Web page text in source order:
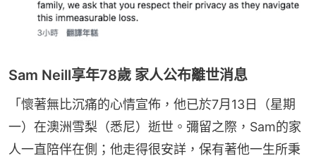
Sam Neill享年78歲 家人公布離世消息
「懷著無比沉痛的心情宣佈，他已於7月13日（星期
一）在澳洲雪梨（悉尼）逝世。彌留之際，Sam的家
人一直陪伴在側；他走得很安詳，保有著他一生所秉